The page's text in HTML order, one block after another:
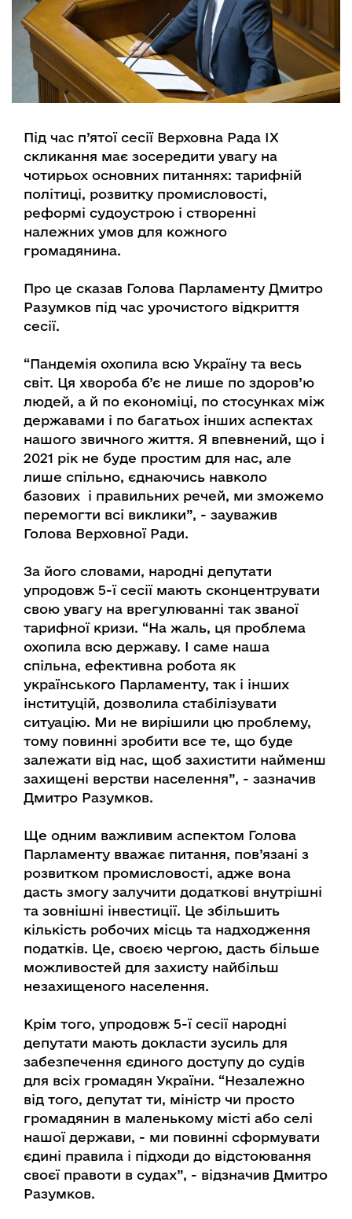
Під час п’ятої сесії Верховна Рада ІХ
скликання має зосередити увагу на
чотирьох основних питаннях: тарифній
політиці, розвитку промисловості,
реформі судоустрою і створенні
належних умов для кожного
громадянина.
Про це сказав Голова Парламенту Дмитро
Разумков під час урочистого відкриття
сесії.
“Пандемія охопила всю Україну та весь
світ. Ця хвороба б’є не лише по здоров’ю
людей, а й по економіці, по стосунках між
державами і по багатьох інших аспектах
нашого звичного життя. Я впевнений, що і
2021 рік не буде простим для нас, але
лише спільно, єднаючись навколо
базових і правильних речей, ми зможемо
перемогти всі виклики”, - зауважив
Голова Верховної Ради.
За його словами, народні депутати
упродовж 5-ї сесії мають сконцентрувати
свою увагу на врегулюванні так званої
тарифної кризи. “На жаль, ця проблема
охопила всю державу. І саме наша
спільна, ефективна робота як
українського Парламенту, так і інших
інституцій, дозволила стабілізувати
ситуацію. Ми не вирішили цю проблему,
тому повинні зробити все те, що буде
залежати від нас, щоб захистити найменш
захищені верстви населення”, - зазначив
Дмитро Разумков.
Ще одним важливим аспектом Голова
Парламенту вважає питання, пов’язані з
розвитком промисловості, адже вона
дасть змогу залучити додаткові внутрішні
та зовнішні інвестиції. Це збільшить
кількість робочих місць та надходження
податків. Це, своєю чергою, дасть більше
можливостей для захисту найбільш
незахищеного населення.
Крім того, упродовж 5-ї сесії народні
депутати мають докласти зусиль для
забезпечення єдиного доступу до судів
для всіх громадян України. “Незалежно
від того, депутат ти, міністр чи просто
громадянин в маленькому місті або селі
нашої держави, - ми повинні сформувати
єдині правила і підходи до відстоювання
своєї правоти в судах”, - відзначив Дмитро
Разумков.